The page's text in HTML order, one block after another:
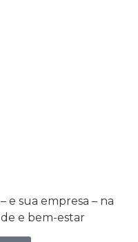
e sua empresa – na
e bem-estar